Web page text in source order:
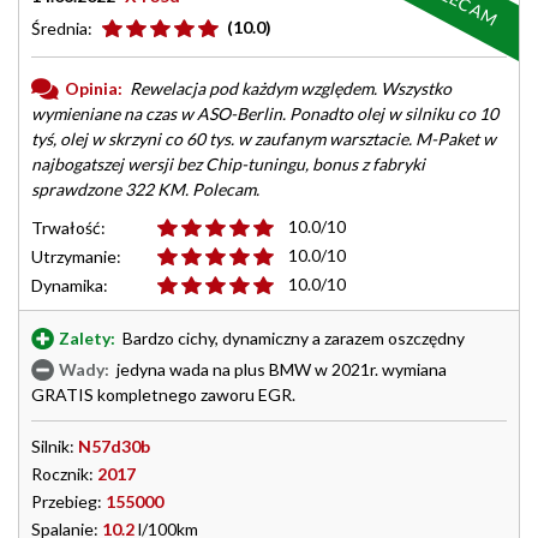
Średnia:
(10.0)
Opinia: Rewelacja pod każdym względem. Wszystko
wymieniane na czas w ASO-Berlin. Ponadto olej w silniku co 10
tyś, olej w skrzyni co 60 tys. w zaufanym warsztacie. M-Paket w
najbogatszej wersji bez Chip-tuningu, bonus z fabryki
sprawdzone 322 KM. Polecam.
Trwałość:
10.0/10
Utrzymanie:
10.0/10
Dynamika:
10.0/10
Zalety: Bardzo cichy, dynamiczny a zarazem oszczędny
Wady: jedyna wada na plus BMW w 2021r. wymiana
GRATIS kompletnego zaworu EGR.
Silnik: N57d30b
Rocznik: 2017
Przebieg: 155000
Spalanie: 10.2l/100km